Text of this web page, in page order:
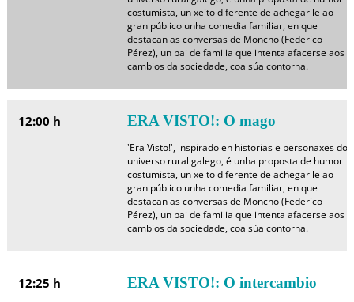
costumista, un xeito diferente de achegarlle ao
gran público unha comedia familiar, en que
destacan as conversas de Moncho (Federico
Pérez), un pai de familia que intenta afacerse aos
cambios da sociedade, coa súa contorna.
12:00 h ERA VISTO!: O mago
'Era Visto!', inspirado en historias e personaxes do
universo rural galego, é unha proposta de humor
costumista, un xeito diferente de achegarlle ao
gran público unha comedia familiar, en que
destacan as conversas de Moncho (Federico
Pérez), un pai de familia que intenta afacerse aos
cambios da sociedade, coa súa contorna.
12:25 h ERA VISTO!: O intercambio